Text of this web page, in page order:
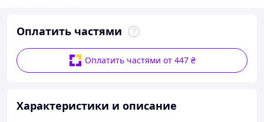
Оплатить частями
Оплатить частями от 447 ₴
Характеристики и описание